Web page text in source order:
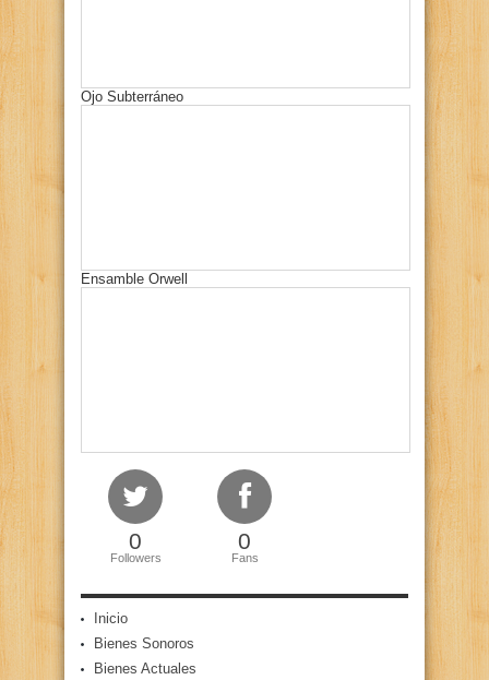
Ojo Subterráneo
Ensamble Orwell
0
Followers
0
Fans
Inicio
Bienes Sonoros
Bienes Actuales